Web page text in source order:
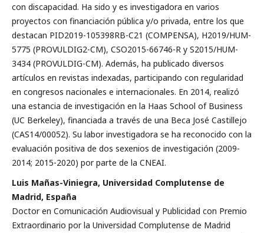
con discapacidad. Ha sido y es investigadora en varios
proyectos con financiación pública y/o privada, entre los que
destacan PID2019-105398RB-C21 (COMPENSA), H2019/HUM-
5775 (PROVULDIG2-CM), CSO2015-66746-R y S2015/HUM-
3434 (PROVULDIG-CM). Además, ha publicado diversos
artículos en revistas indexadas, participando con regularidad
en congresos nacionales e internacionales. En 2014, realizó
una estancia de investigación en la Haas School of Business
(UC Berkeley), financiada a través de una Beca José Castillejo
(CAS14/00052). Su labor investigadora se ha reconocido con la
evaluación positiva de dos sexenios de investigación (2009-
2014; 2015-2020) por parte de la CNEAI.
Luis Mañas-Viniegra, Universidad Complutense de
Madrid, España
Doctor en Comunicación Audiovisual y Publicidad con Premio
Extraordinario por la Universidad Complutense de Madrid